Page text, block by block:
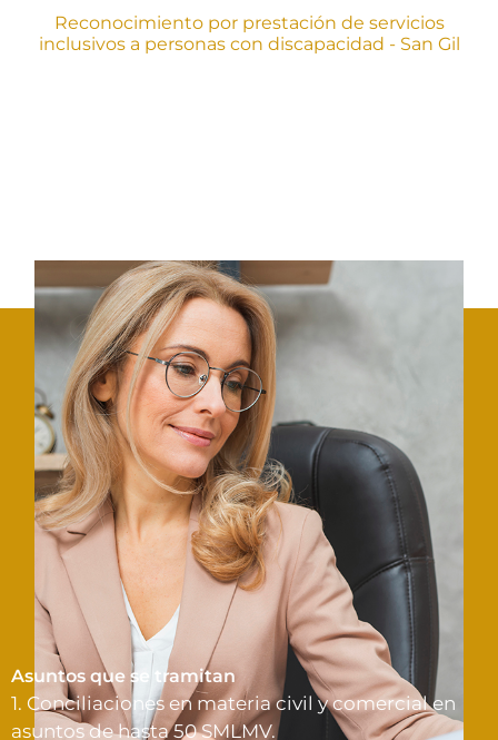
Reconocimiento por prestación de servicios
inclusivos a personas con discapacidad - San Gil
Asuntos que se tramitan
1. Conciliaciones en materia civil y comercial en
asuntos de hasta 50 SMLMV.